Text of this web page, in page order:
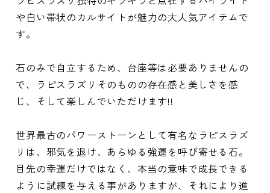
や白い帯状のカルサイトが魅力の大人気アイテムで
す。
石のみで自立するため、台座等は必要ありませんの
で、ラピスラズリそのものの存在感と美しさを感
じ、そして楽しんでいただけます!!
世界最古のパワーストーンとして有名なラピスラズ
リは、邪気を退け、あらゆる強運を呼び寄せる石。
目先の幸運だけではなく、本当の意味で成長できる
ように試練を与える事がありますが、それにより進